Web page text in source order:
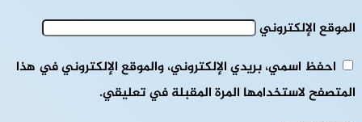
الموقع الإلكتروني
احفظ اسمي، بريدي الإلكتروني، والموقع الإلكتروني في هذا
المتصفح لاستخدامها المرة المقبلة في تعليقي.